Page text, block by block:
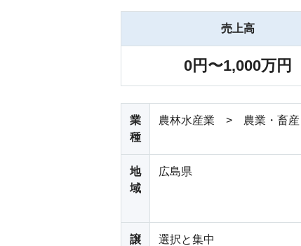
売上高
0円〜1,000万円
業
種
農林水産業 > 農業・畜
地
域
広島県
譲
選択と集中